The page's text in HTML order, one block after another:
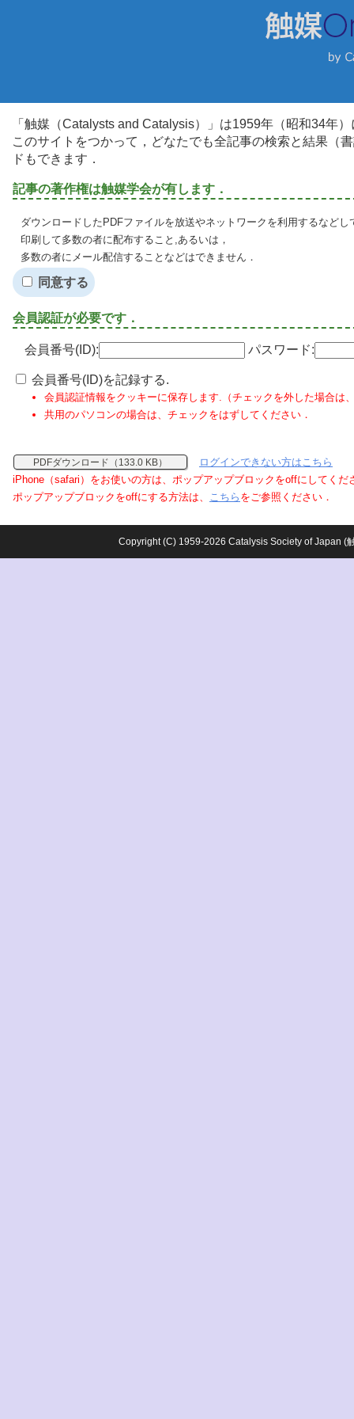
「触媒（Catalysts and Catalysis）」は1959年（昭和34年
このサイトをつかって，どなたでも全記事の検索と結果（
ドもできます．
記事の著作権は触媒学会が有します．
ダウンロードしたPDFファイルを放送やネットワークを利用するなど
印刷して多数の者に配布すること,あるいは，
多数の者にメール配信することなどはできません．
同意する
会員認証が必要です．
会員番号(ID): パスワード:
会員番号(ID)を記録する.
会員認証情報をクッキーに保存します.（チェックを外した場合は
共用のパソコンの場合は、チェックをはずしてください．
PDFダウンロード（133.0 KB）
ログインできない方はこちら
iPhone（safari）をお使いの方は、ポップアップブロックをoffにしてくだ
ポップアップブロックをoffにする方法は、 こちら をご参照ください．
Copyright (C) 1959-2026 Catalysis Society of Japan (